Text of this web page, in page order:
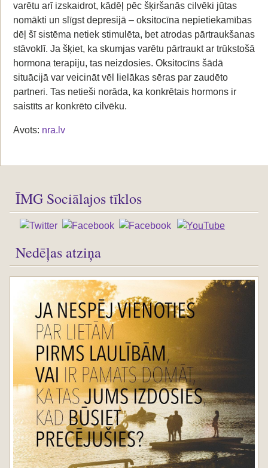
varētu arī izskaidrot, kādēļ pēc šķiršanās cilvēki jūtas
nomākti un slīgst depresijā – oksitocīna nepietiekamības
dēļ šī sistēma netiek stimulēta, bet atrodas pārtraukšanas
stāvoklī. Ja šķiet, ka skumjas varētu pārtraukt ar trūkstošā
hormona terapiju, tas neizdosies. Oksitocīns šādā
situācijā var veicināt vēl lielākas sēras par zaudēto
partneri. Tas netieši norāda, ka konkrētais hormons ir
saistīts ar konkrēto cilvēku.
Avots: nra.lv
ĪMG Sociālajos tīklos
Nedēļas atziņa